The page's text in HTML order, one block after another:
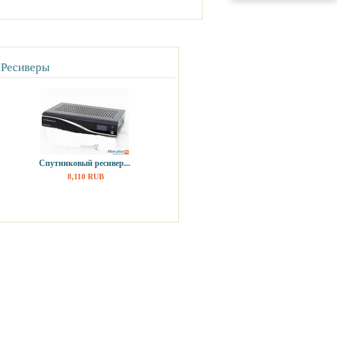
Ресиверы
Спутниковый ресивер...
8,110 RUB